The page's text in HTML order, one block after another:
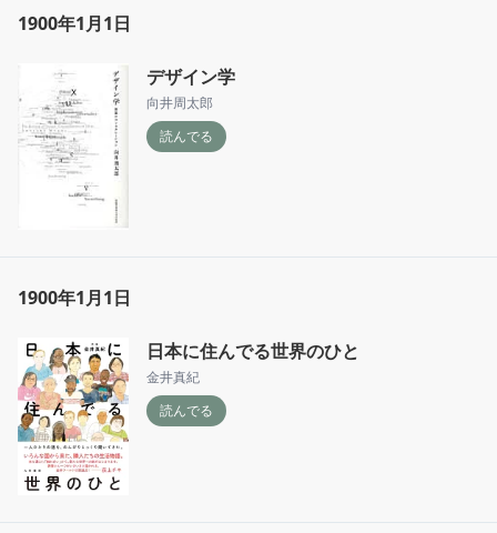
1900年1月1日
デザイン学
向井周太郎
読んでる
1900年1月1日
日本に住んでる世界のひと
金井真紀
読んでる